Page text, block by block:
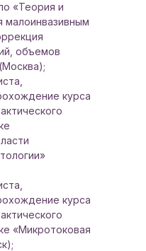
«Теория и
малоинвазивным
объемов
курса
курса
«Микротоковая